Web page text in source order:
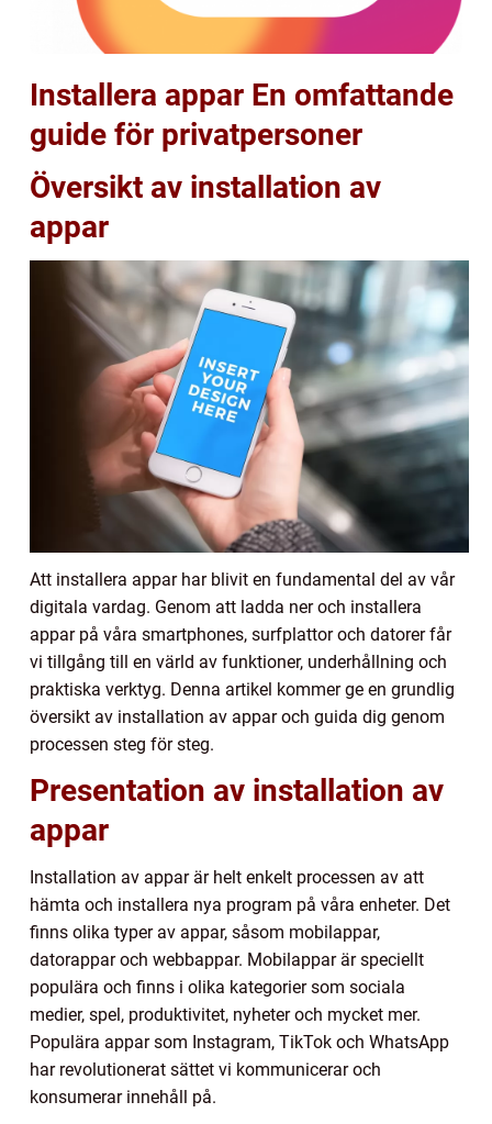
Installera appar En omfattande
guide för privatpersoner
Översikt av installation av
appar
Att installera appar har blivit en fundamental del av vår
digitala vardag. Genom att ladda ner och installera
appar på våra smartphones, surfplattor och datorer får
vi tillgång till en värld av funktioner, underhållning och
praktiska verktyg. Denna artikel kommer ge en grundlig
översikt av installation av appar och guida dig genom
processen steg för steg.
Presentation av installation av
appar
Installation av appar är helt enkelt processen av att
hämta och installera nya program på våra enheter. Det
finns olika typer av appar, såsom mobilappar,
datorappar och webbappar. Mobilappar är speciellt
populära och finns i olika kategorier som sociala
medier, spel, produktivitet, nyheter och mycket mer.
Populära appar som Instagram, TikTok och WhatsApp
har revolutionerat sättet vi kommunicerar och
konsumerar innehåll på.